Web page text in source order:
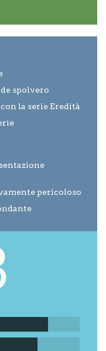
spolvero
la serie Eredità
pericoloso